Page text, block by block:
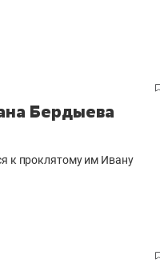
Бердыева
к проклятому им Ивану